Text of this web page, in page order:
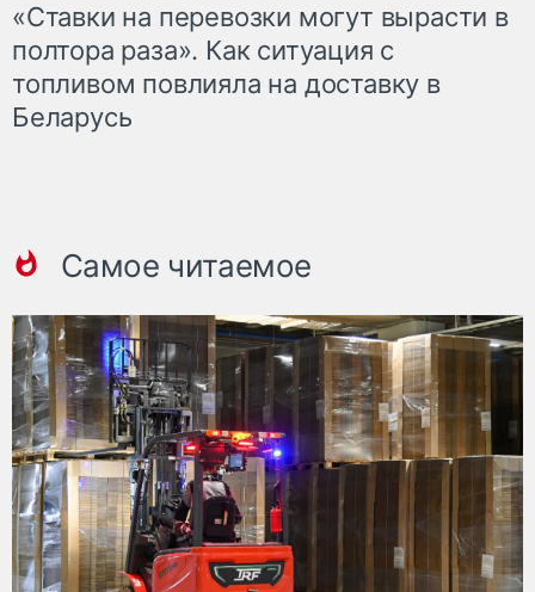
«Ставки на перевозки могут вырасти в
полтора раза». Как ситуация с
топливом повлияла на доставку в
Беларусь
Самое читаемое